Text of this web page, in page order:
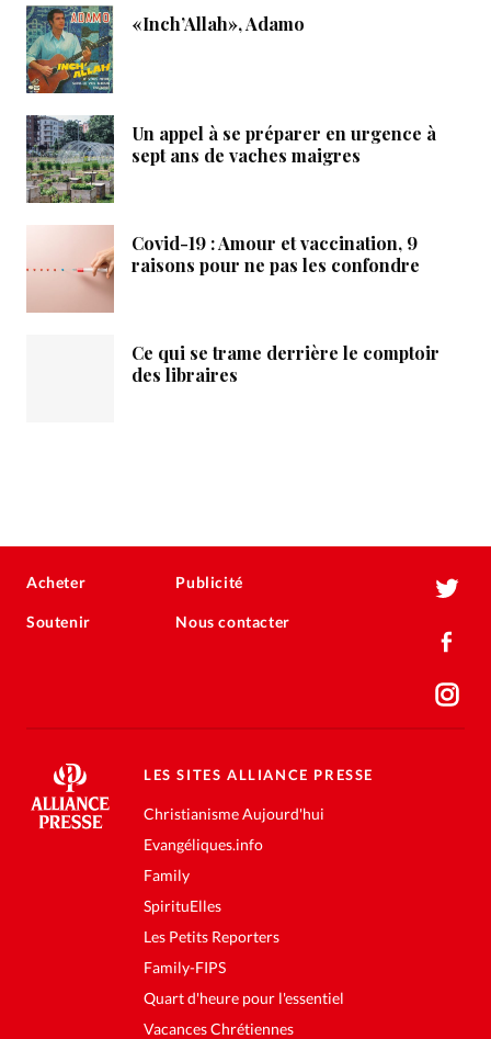
«Inch’Allah», Adamo
Un appel à se préparer en urgence à
sept ans de vaches maigres
Covid-19 : Amour et vaccination, 9
raisons pour ne pas les confondre
Ce qui se trame derrière le comptoir
des libraires
Acheter
Soutenir
Publicité
Nous contacter
LES SITES ALLIANCE PRESSE
Christianisme Aujourd'hui
Evangéliques.info
Family
SpirituElles
Les Petits Reporters
Family-FIPS
Quart d'heure pour l'essentiel
Vacances Chrétiennes